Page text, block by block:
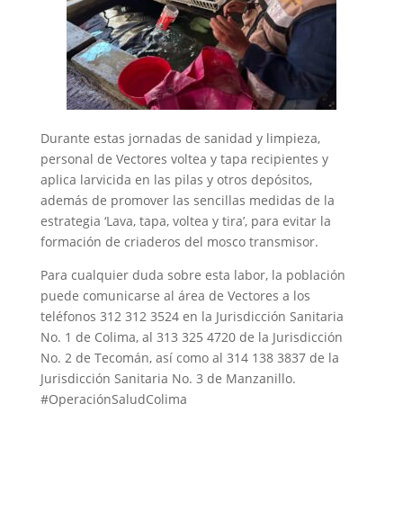
Durante estas jornadas de sanidad y limpieza,
personal de Vectores voltea y tapa recipientes y
aplica larvicida en las pilas y otros depósitos,
además de promover las sencillas medidas de la
estrategia ‘Lava, tapa, voltea y tira’, para evitar la
formación de criaderos del mosco transmisor.
Para cualquier duda sobre esta labor, la población
puede comunicarse al área de Vectores a los
teléfonos 312 312 3524 en la Jurisdicción Sanitaria
No. 1 de Colima, al 313 325 4720 de la Jurisdicción
No. 2 de Tecomán, así como al 314 138 3837 de la
Jurisdicción Sanitaria No. 3 de Manzanillo.
#OperaciónSaludColima